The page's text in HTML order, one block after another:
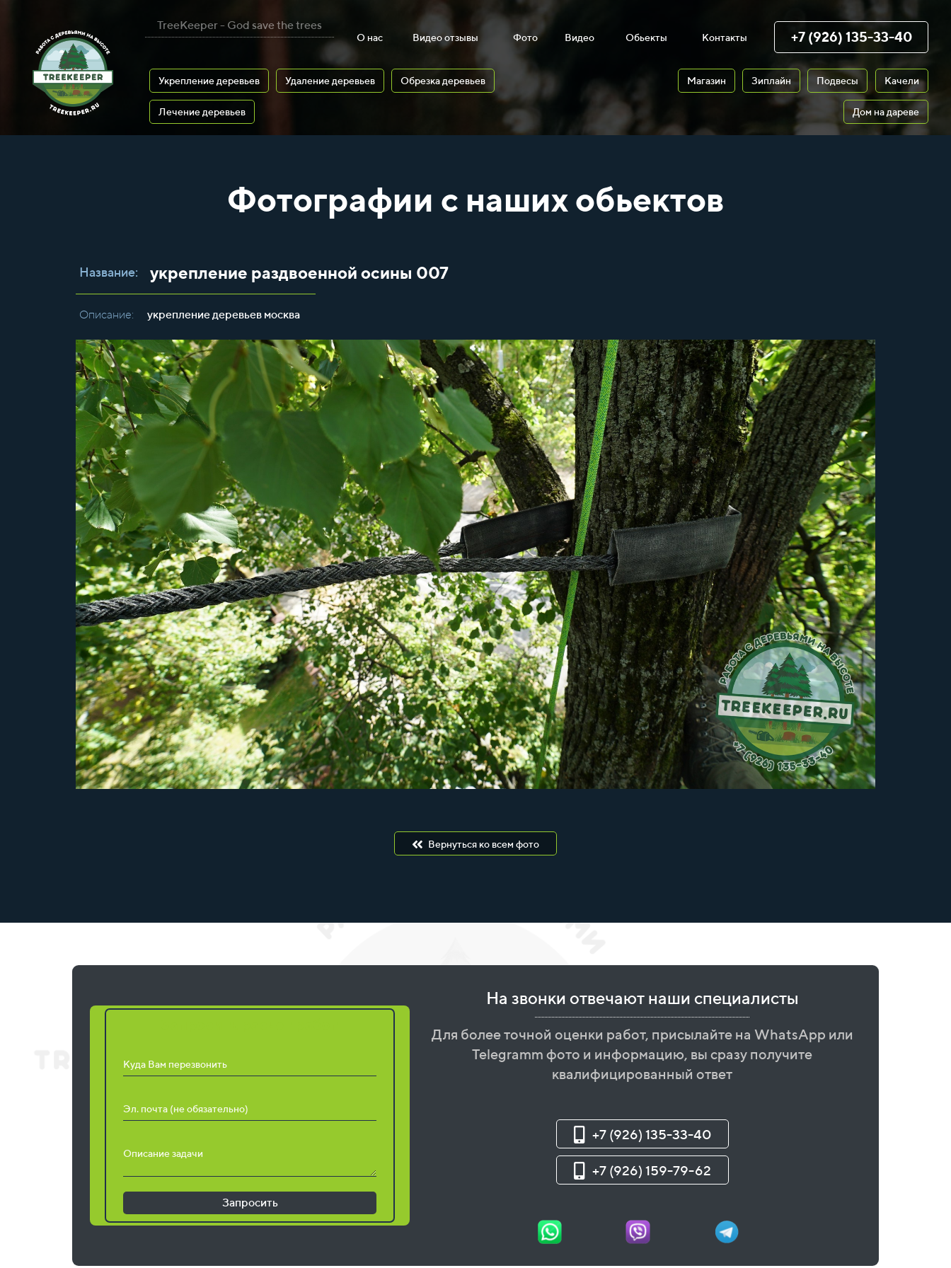
TreeKeeper - God save the trees
О нас Видео отзывы Фото Видео Обьекты Контакты +7 (926) 135-33-40
Укрепление деревьев Удаление деревьев Обрезка деревьев
Лечение деревьев
Магазин Зиплайн Подвесы Качели
Дом на дареве
Фотографии с наших обьектов
Название: укрепление раздвоенной осины 007
Описание: укрепление деревьев москва
Вернуться ко всем фото
Куда Вам перезвонить
Эл. почта (не обязательно)
Описание задачи
Запросить
На звонки отвечают наши специалисты
Для более точной оценки работ, присылайте на WhatsApp или
Telegramm фото и информацию, вы сразу получите
квалифицированный ответ
+7 (926) 135-33-40
+7 (926) 159-79-62